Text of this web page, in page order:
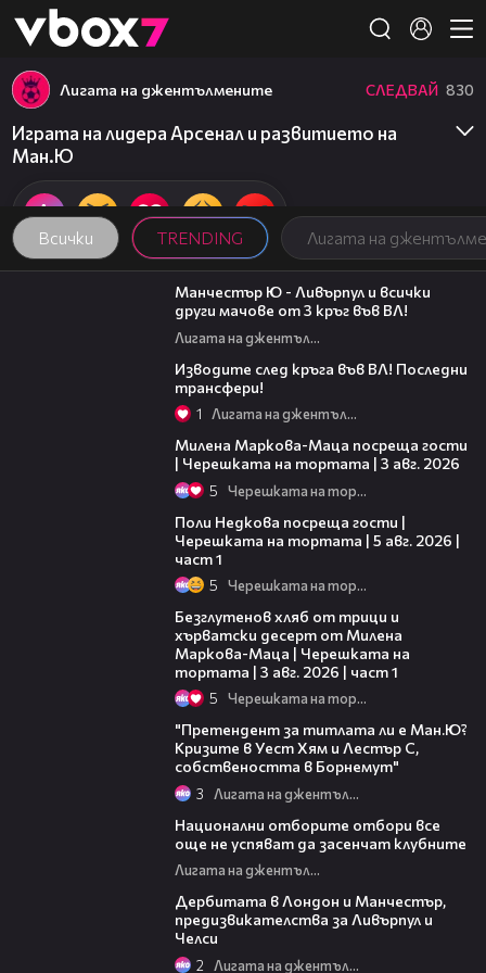
👾
Всички TRENDING Лигата на
Лигата на джентълмените СЛЕДВАЙ 830
Играта на лидера Арсенал и развитието на
Ман.Ю
01:01:58
Манчестър Ю - Ливърпул и всички
други мачове от 3 кръг във ВЛ!
Лигата на джентълмените
Изводите след кръга във ВЛ! Последни
трансфери!
1 Лигата на джентълмените
Милена Маркова-Маца посреща гости
| Черешката на тортата | 3 авг. 2026
5 Черешката на тортата
Поли Недкова посреща гости |
Черешката на тортата | 5 авг. 2026 |
част 1
5 Черешката на тортата
Безглутенов хляб от трици и
хърватски десерт от Милена
Маркова-Маца | Черешката на
тортата | 3 авг. 2026 | част 1
5 Черешката на тортата
"Претендент за титлата ли е Ман.Ю?
Кризите в Уест Хям и Лестър С,
собствеността в Борнемут"
3 Лигата на джентълмените
Национални отборите отбори все
още не успяват да засенчат клубните
Лигата на джентълмените
Дербитата в Лондон и Манчестър,
предизвикателства за Ливърпул и
Челси
2 Лигата на джентълмените